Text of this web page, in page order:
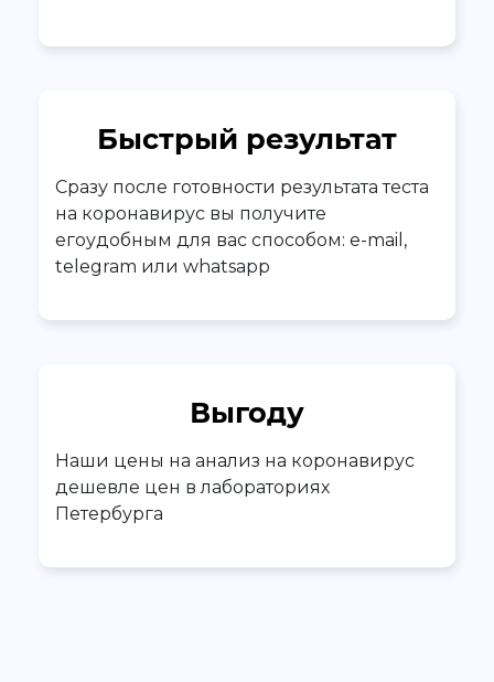
Быстрый результат
Сразу после готовности результата теста
на коронавирус вы получите
егоудобным для вас способом: e-mail,
telegram или whatsapp
Выгоду
Наши цены на анализ на коронавирус
дешевле цен в лабораториях
Петербурга